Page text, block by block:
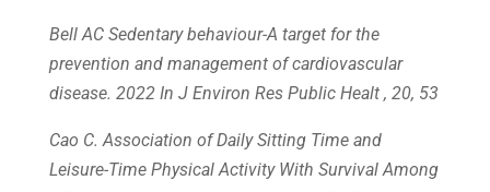
Bell AC Sedentary behaviour-A target for the
prevention and management of cardiovascular
disease. 2022 In J Environ Res Public Healt , 20, 53
Cao C. Association of Daily Sitting Time and
Leisure-Time Physical Activity With Survival Among